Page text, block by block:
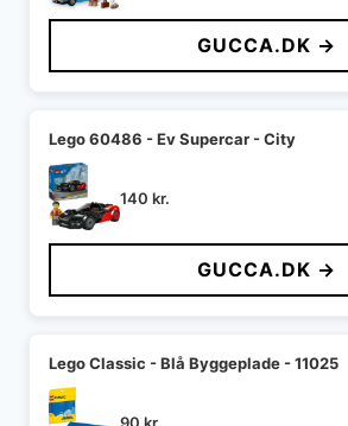
GUCCA.DK →
Lego 60486 - Ev Supercar - City
140 kr.
GUCCA.DK →
Lego Classic - Blå Byggeplade - 11025